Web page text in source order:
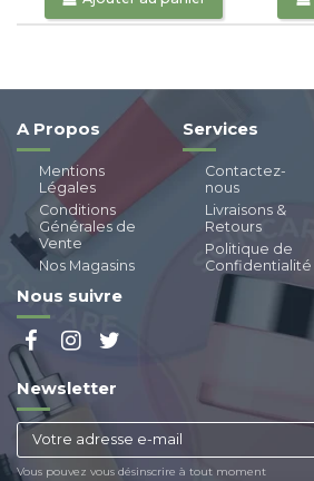
A Propos
Mentions
Légales
Conditions
Générales de
Vente
Nos Magasins
Services
Contactez-
nous
Livraisons &
Retours
Politique de
Confidentialité
Nous suivre
Newsletter
Vous pouvez vous désinscrire à tout moment